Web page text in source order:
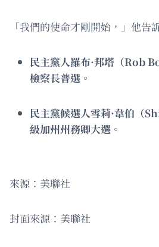
「我們的使命才剛開始，」他告
民主黨人羅布·邦塔（Rob
檢察長普選。
民主黨候選人雪莉·韋伯（
級加州州務卿大選。
來源：美聯社
封面來源：美聯社